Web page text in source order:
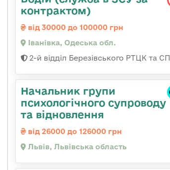
контрактом)
від 30000 до 100000 грн
Іванівка, Одеська обл.
2-й відділ Березівського РТЦК та СП
Начальник групи
психологічного супроводу
та відновлення
від 26000 до 126000 грн
Львів, Львівська область